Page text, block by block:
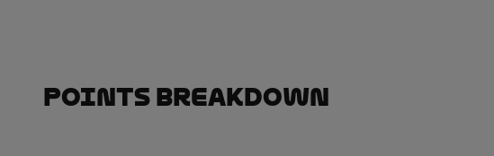
Points Breakdown